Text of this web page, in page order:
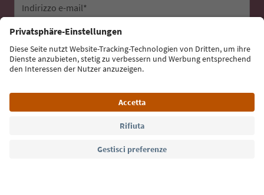
Indirizzo e-mail*
Iscriviti alla newsletter